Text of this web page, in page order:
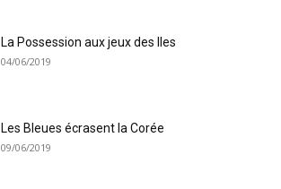
La Possession aux jeux des Iles
04/06/2019
Les Bleues écrasent la Corée
09/06/2019